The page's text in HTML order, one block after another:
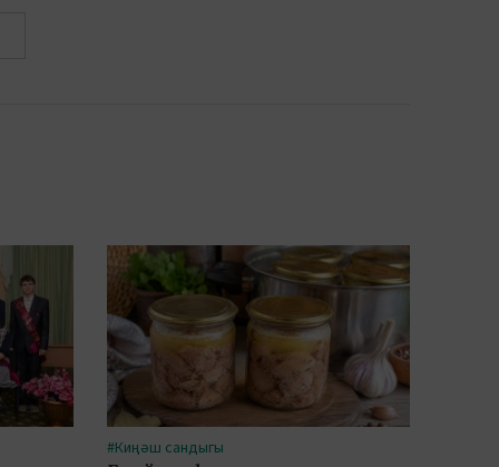
#Киңәш сандыгы